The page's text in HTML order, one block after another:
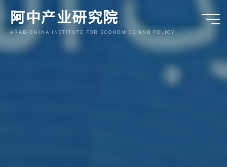
内
阿中产业研究院
ARAB-CHINA INSTITUTE FOR ECONOMICS AND POLICY